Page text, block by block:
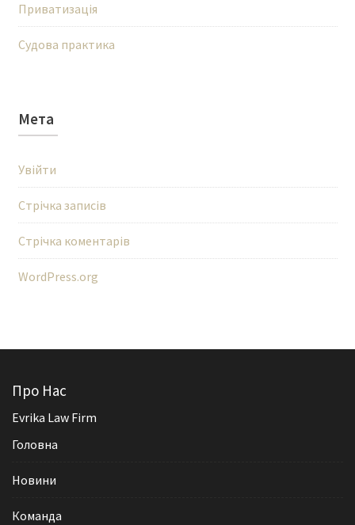
Приватизація
Судова практика
Мета
Увійти
Стрічка записів
Стрічка коментарів
WordPress.org
Про Нас
Evrika Law Firm
Головна
Новини
Команда